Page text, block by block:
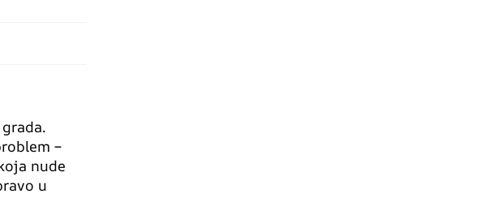
–
nude
u